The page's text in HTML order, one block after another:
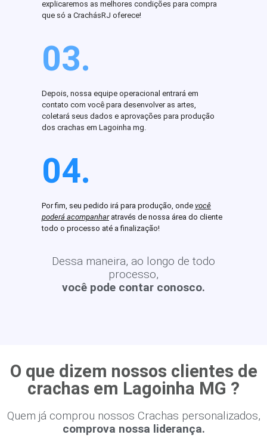
explicaremos as melhores condições para compra
que só a CrachásRJ oferece!
03.
Depois, nossa equipe operacional entrará em
contato com você para desenvolver as artes,
coletará seus dados e aprovações para produção
dos crachas em Lagoinha mg.
04.
Por fim, seu pedido irá para produção, onde você
poderá acompanharatravés de nossa área do cliente
todo o processo até a finalização!
Dessa maneira, ao longo de todo
processo,
você pode contar conosco.
O que dizem nossos clientes de
crachas em Lagoinha MG ?
Quem já comprou nossos Crachas personalizados,
comprova nossa liderança.